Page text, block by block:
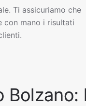
Ti assicuriamo che
con mano i risultati